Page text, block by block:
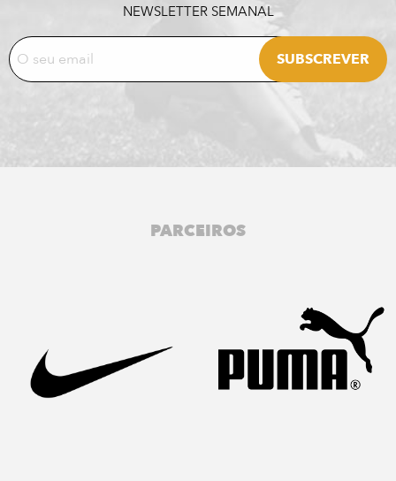
NEWSLETTER SEMANAL
PARCEIROS